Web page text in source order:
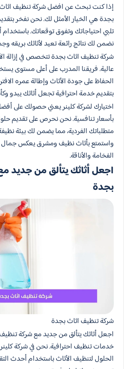
إذا كنت تبحث عن افضل شركة تنظيف
بجدة هي الخيار الأمثل لك. نحن نفخر
تلبي احتياجاتك وتفوق توقعاتك. باستخدام
نضمن لك نتائج رائعة تعيد لأثاثك بريقه
شركة تنظيف اثاث بجدة تتخصص في إزالة
عالية. فريقنا المدرب على أعلى مستوى
الحفاظ على جودة الأثاث وإطالة عمره
بتقديم خدمة احترافية تجعل أثاثك يبدو
اختيارك لشركة كلينر يعني حصولك على
بأسعار تنافسية. نحن نحرص على تقديم
متطلباتك الفردية، مما يضمن لك بيئة
واستمتع بأثاث نظيف ومشرق يعكس
الفخامة والأناقة.
اجعل أثاثك يتألق من جديد
بجدة
شركة تنظيف اثاث بجدة
اجعل أثاثك يتألق من جديد مع شركة تنظيف
خدمات تنظيف احترافية. نحن في شركة
الحلول لتنظيف الأثاث باستخدام أحدث